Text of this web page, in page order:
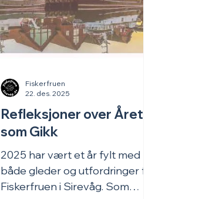
Refleksjoner over Året
som Gikk
2025 har vært et år fylt med
både gleder og utfordringer for
Fiskerfruen i Sirevåg. Som
Fiskerfruen
22. des. 2025